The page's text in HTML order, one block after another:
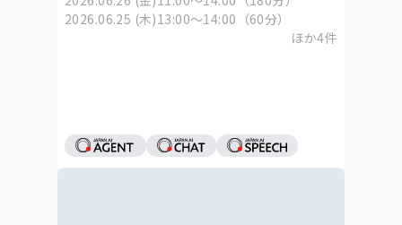
2026.06.25 (木)13:00～14:00（60分）
ほか4件